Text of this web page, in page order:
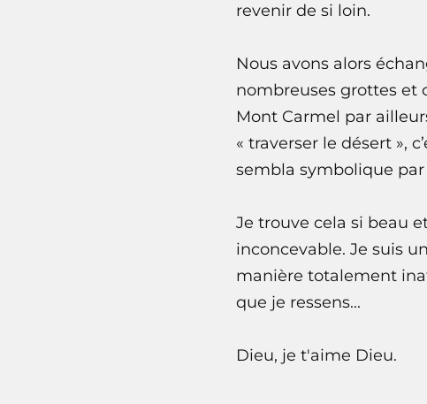
revenir de si loin.
Nous avons alors
nombreuses grottes et
Mont Carmel par
« traverser le désert »,
sembla symbolique
Je trouve cela si beau
inconcevable. Je suis
manière totalement
que je ressens...
Dieu, je t'aime Dieu.